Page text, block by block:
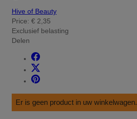
Hive of Beauty
Price: € 2,35
Exclusief belasting
Delen
Er is geen product in uw winkelwagen.